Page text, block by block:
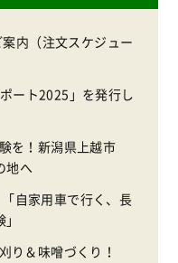
内（注文スケジュー
ート2025」を発行し
を！新潟県上越市
地へ
自家用車で行く、長
り＆味噌づくり！